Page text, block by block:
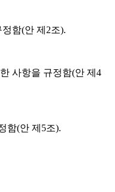
함(안 제2조).
사항을 규정함(안 제4
함(안 제5조).